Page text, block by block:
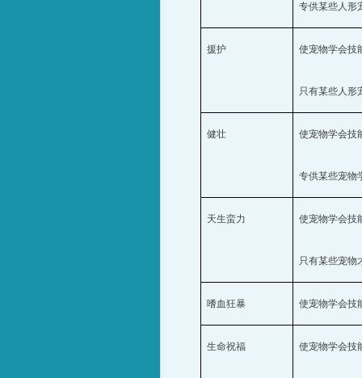
专供某些人形
援护 使宠物学会技
只有某些人形
健壮 使宠物学会技
专供某些宠物
天生蛮力 使宠物学会技
只有某些宠物
嗜血狂暴 使宠物学会技
生命祝福 使宠物学会技